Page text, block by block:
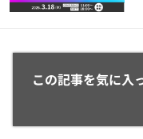
この記事を気に入